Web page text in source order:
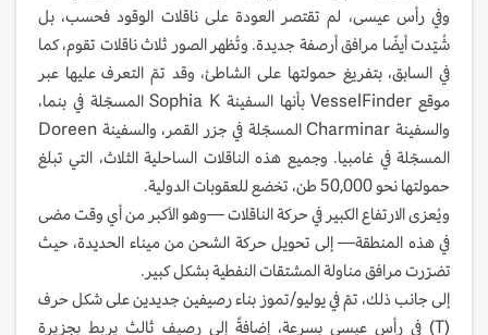
وفي رأس عيسى، لم تقتصر العودة على ناقلات الوقود فحسب، بل
شُيّدت أيضًا مرافق أرصفة جديدة. وتُظهر الصور ثلاث ناقلات تقوم، كما
في السابق، بتفريغ حمولتها على الشاطئ، وقد تمّ التعرف عليها عبر
موقع VesselFinder بأنها السفينة Sophia K المسجّلة في بنما،
والسفينة Charminar المسجّلة في جزر القمر، والسفينة Doreen
المسجّلة في غامبيا. وجميع هذه الناقلات الساحلية الثلاث، التي تبلغ
حمولتها نحو 50,000 طن، تخضع للعقوبات الدولية.
ويُعزى الارتفاع الكبير في حركة الناقلات —وهو الأكبر من أي وقت مضى
في هذه المنطقة— إلى تحويل حركة الشحن من ميناء الحديدة، حيث
تضرّرت مرافق مناولة المشتقات النفطية بشكل كبير.
إلى جانب ذلك، تمّ في يوليو/تموز بناء رصيفين جديدين على شكل حرف
(T) في رأس عيسى بسرعة، إضافةً إلى رصيف ثالث يربط بجزيرة